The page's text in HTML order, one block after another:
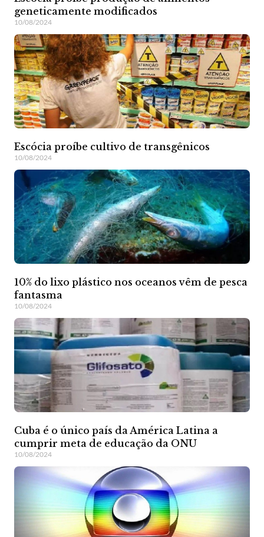
geneticamente modificados
10/08/2024
Escócia proíbe cultivo de transgênicos
10/08/2024
10% do lixo plástico nos oceanos vêm de pesca
fantasma
10/08/2024
Cuba é o único país da América Latina a
cumprir meta de educação da ONU
10/08/2024